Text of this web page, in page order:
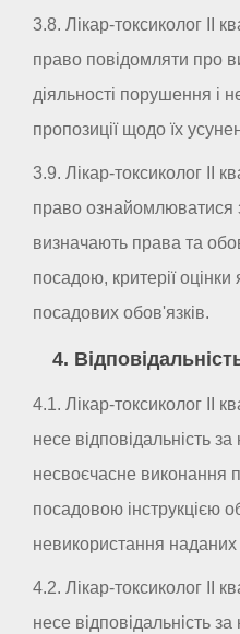
3.8. Лікар-токсиколог II
право повідомляти про
діяльності порушення і
пропозиції щодо їх
3.9. Лікар-токсиколог II
право
визначають права та
посадою, критерії оцінки
посадових обов'язків.
4.
4.1. Лікар-токсиколог II
несе відповідальність
несвоєчасне виконання
посадовою інструкцією
невикористання
4.2. Лікар-токсиколог II
несе відповідальність